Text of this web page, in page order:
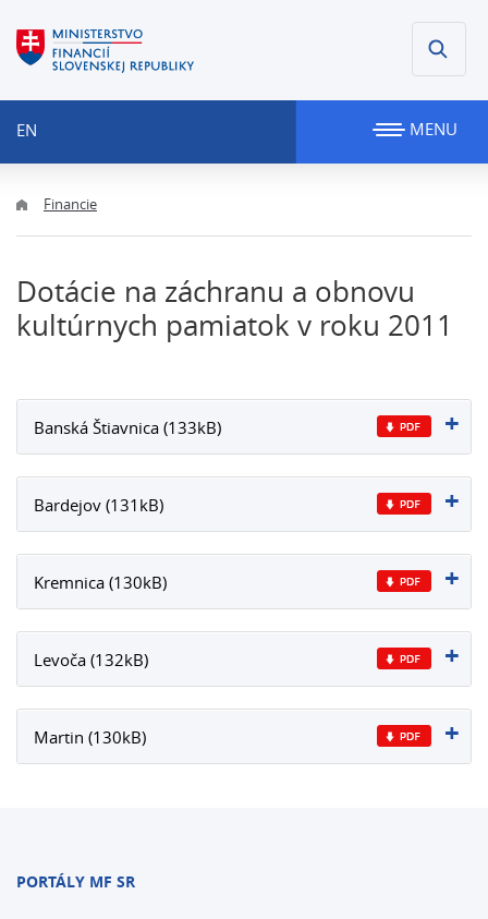
EN MENU
Financie
Dotácie na záchranu a obnovu
kultúrnych pamiatok v roku 2011
Banská Štiavnica (133kB)
Bardejov (131kB)
Kremnica (130kB)
Levoča (132kB)
Martin (130kB)
PORTÁLY MF SR